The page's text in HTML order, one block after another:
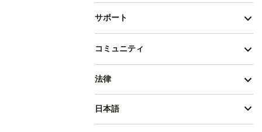
サポート
コミュニティ
法律
日本語